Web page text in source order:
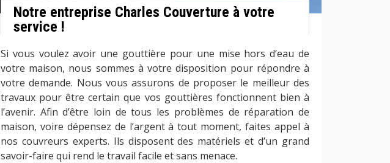
Notre entreprise Charles Couverture à votre
service !
Si vous voulez avoir une gouttière pour une mise hors d’eau de
votre maison, nous sommes à votre disposition pour répondre à
votre demande. Nous vous assurons de proposer le meilleur des
travaux pour être certain que vos gouttières fonctionnent bien à
l’avenir. Afin d’être loin de tous les problèmes de réparation de
maison, voire dépensez de l’argent à tout moment, faites appel à
nos couvreurs experts. Ils disposent des matériels et d’un grand
savoir-faire qui rend le travail facile et sans menace.